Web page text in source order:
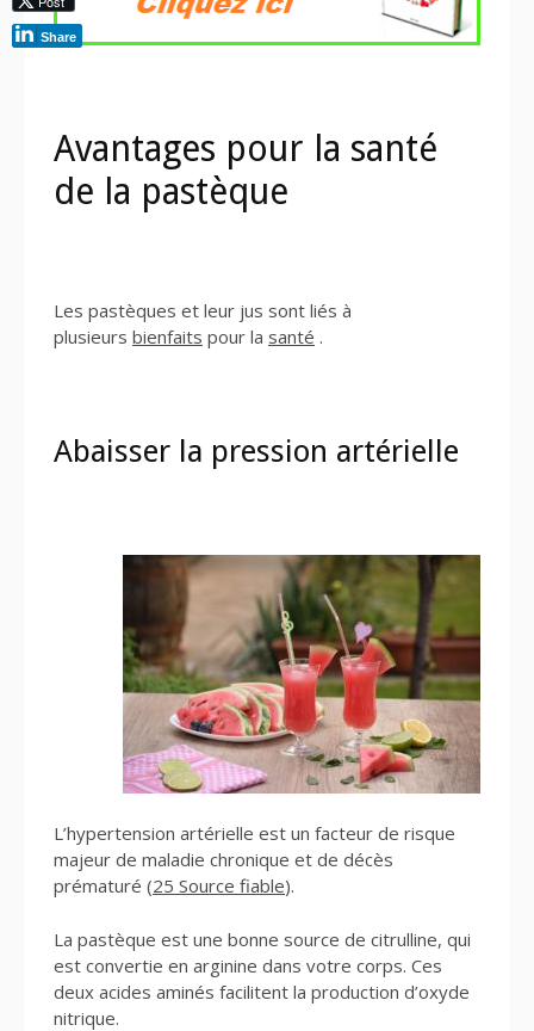
Avantages pour la santé
de la pastèque
Les pastèques et leur jus sont liés à
plusieurs bienfaits pour la santé .
Abaisser la pression artérielle
L’hypertension artérielle est un facteur de risque
majeur de maladie chronique et de décès
prématuré (25 Source fiable).
La pastèque est une bonne source de citrulline, qui
est convertie en arginine dans votre corps. Ces
deux acides aminés facilitent la production d’oxyde
nitrique.
Share